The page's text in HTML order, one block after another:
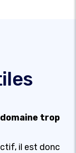
domaine trop
il est donc